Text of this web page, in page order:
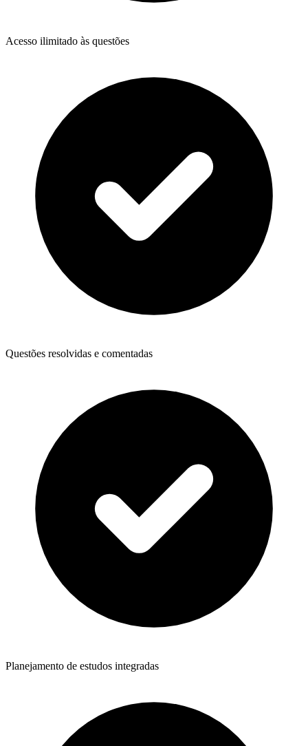
Acesso ilimitado às questões
Questões resolvidas e comentadas
Planejamento de estudos integradas